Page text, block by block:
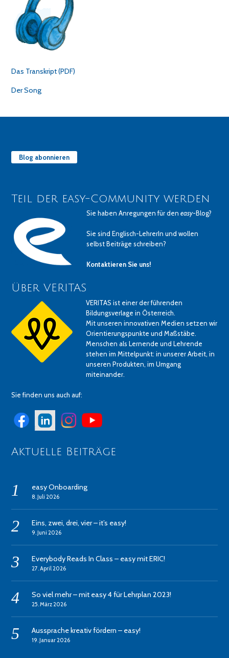
Das Transkript (PDF)
Der Song
Blog abonnieren
Teil der easy-Community werden
Sie haben Anregungen für deneasy-Blog?
Sie sind Englisch-LehrerIn und wollen
selbst Beiträge schreiben?
Kontaktieren Sie uns!
Über VERITAS
VERITAS ist einer der führenden
Bildungsverlage in Österreich.
Mit unseren innovativen Medien setzen wir
Orientierungspunkte und Maßstäbe.
Menschen als Lernende und Lehrende
stehen im Mittelpunkt: in unserer Arbeit, in
unseren Produkten, im Umgang
miteinander.
Sie finden uns auch auf:
Aktuelle Beiträge
easy Onboarding
8. Juli 2026
Eins, zwei, drei, vier – it’s easy!
9. Juni 2026
Everybody Reads In Class – easy mit ERIC!
27. April 2026
So viel mehr – mit easy 4 für Lehrplan 2023!
25. März 2026
Aussprache kreativ fördern – easy!
19. Januar 2026